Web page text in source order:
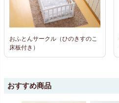
おふとんサークル（ひのきすのこ
床板付き）
おすすめ商品